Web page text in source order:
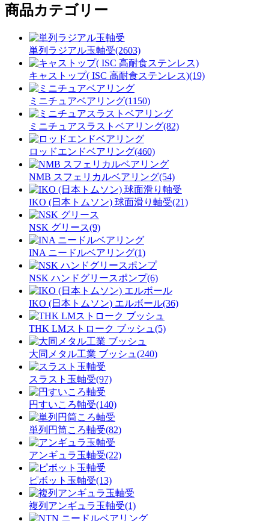
商品カテゴリー
単列ラジアル玉軸受(2603)
キャストップ( ISC 高耐食ステンレス)(19)
ミニチュアベアリング(1150)
ミニチュアスラストベアリング(82)
ロッドエンドベアリング(460)
NMB スフェリカルベアリング(54)
IKO (日本トムソン) 球面滑り軸受(21)
NSK グリース(9)
INA ニードルベアリング(1)
NSK ハンドグリースポンプ(6)
IKO (日本トムソン) エルボール(36)
THK LMストローク ブッシュ(5)
大同メタル工業 ブッシュ(240)
スラスト玉軸受(97)
円すいころ軸受(140)
単列円筒ころ軸受(82)
アンギュラ玉軸受(22)
ピボット玉軸受(13)
複列アンギュラ玉軸受(1)